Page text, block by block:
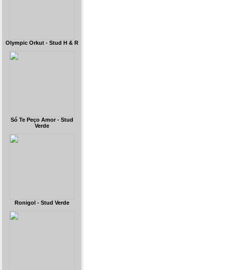
Olympic Orkut - Stud H & R
Só Te Peço Amor - Stud
Verde
Ronigol - Stud Verde